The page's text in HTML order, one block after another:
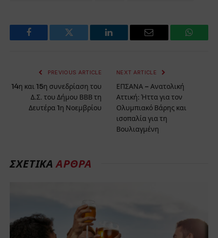
Facebook Twitter LinkedIn Email
PREVIOUS ARTICLE
14η και 15η συνεδρίαση του
Δ.Σ. του Δήμου ΒΒΒ τη
Δευτέρα 1η Νοεμβρίου
NEXT ARTICLE
ΕΠΣΑΝΑ – Ανατολική
Αττική: Ήττα για τον
Ολυμπιακό Βάρης και
ισοπαλία για τη
Βουλιαγμένη
ΣΧΕΤΙΚΑΑΡΘΡΑ